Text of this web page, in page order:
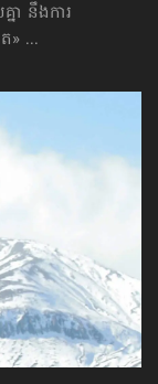
នា នឹងការ
» ...